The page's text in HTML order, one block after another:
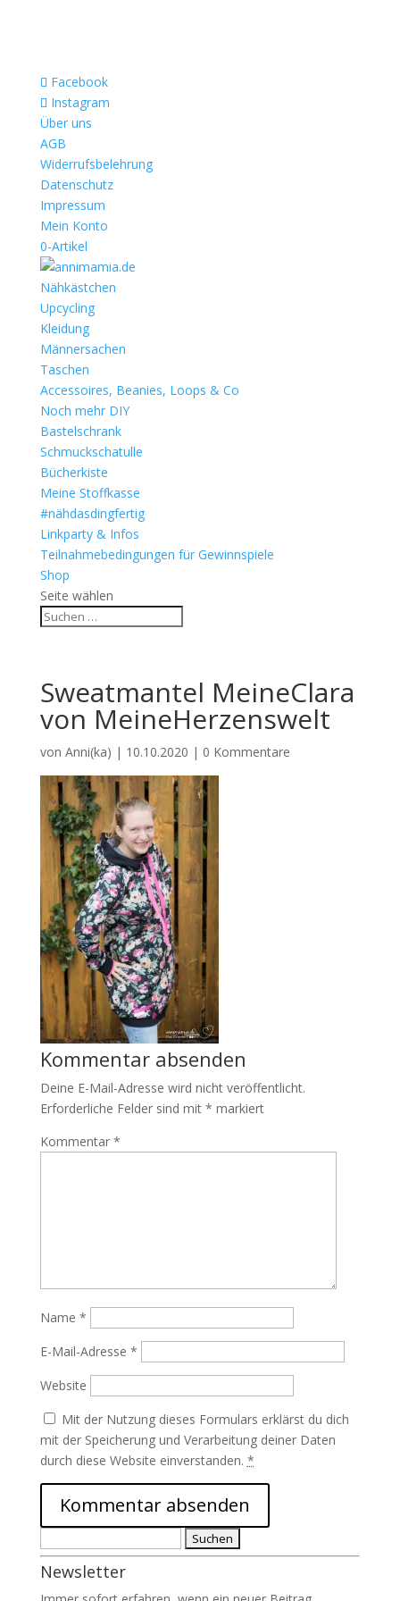
Facebook
Instagram
Über uns
AGB
Widerrufsbelehrung
Datenschutz
Impressum
Mein Konto
0-Artikel
Nähkästchen
Upcycling
Kleidung
Männersachen
Taschen
Accessoires, Beanies, Loops & Co
Noch mehr DIY
Bastelschrank
Schmuckschatulle
Bücherkiste
Meine Stoffkasse
#nähdasdingfertig
Linkparty & Infos
Teilnahmebedingungen für Gewinnspiele
Shop
Seite wählen
Sweatmantel MeineClara
von MeineHerzenswelt
von Anni(ka) | 10.10.2020 | 0 Kommentare
Kommentar absenden
Deine E-Mail-Adresse wird nicht veröffentlicht.
Erforderliche Felder sind mit * markiert
Kommentar *
Name *
E-Mail-Adresse *
Website
Mit der Nutzung dieses Formulars erklärst du dich
mit der Speicherung und Verarbeitung deiner Daten
durch diese Website einverstanden. *
nach:
Newsletter